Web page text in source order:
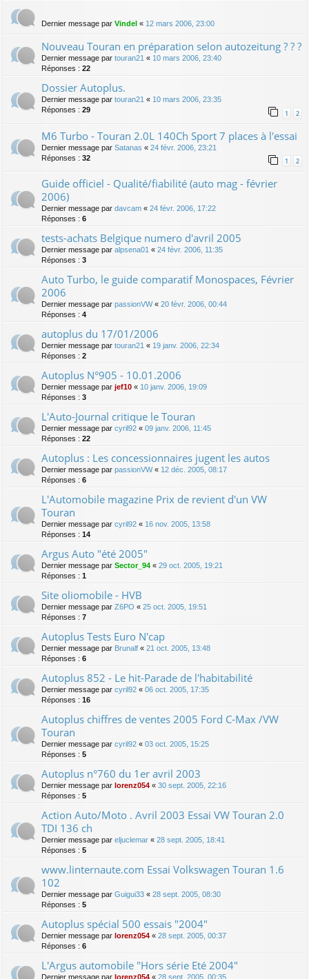
Dernier message par Vindel « 12 mars 2006, 23:00
Nouveau Touran en préparation selon autozeitung ? ? ?
Dernier message par touran21 « 10 mars 2006, 23:40
Réponses : 22
Dossier Autoplus.
Dernier message par touran21 « 10 mars 2006, 23:35
Réponses : 29 1 2
M6 Turbo - Touran 2.0L 140Ch Sport 7 places à l'essai
Dernier message par Satanas « 24 févr. 2006, 23:21
Réponses : 32 1 2
Guide officiel - Qualité/fiabilité (auto mag - février
2006)
Dernier message par davcam « 24 févr. 2006, 17:22
Réponses : 6
tests-achats Belgique numero d'avril 2005
Dernier message par alpsena01 « 24 févr. 2006, 11:35
Réponses : 3
Auto Turbo, le guide comparatif Monospaces, Février
2006
Dernier message par passionVW« 20 févr. 2006, 00:44
Réponses : 4
autoplus du 17/01/2006
Dernier message par touran21 « 19 janv. 2006, 22:34
Réponses : 2
Autoplus N°905 - 10.01.2006
Dernier message par jef10 « 10 janv. 2006, 19:09
Réponses : 3
L'Auto-Journal critique le Touran
Dernier message par cyril92 « 09 janv. 2006, 11:45
Réponses : 22
Autoplus : Les concessionnaires jugent les autos
Dernier message par passionVW« 12 déc. 2005, 08:17
Réponses : 6
L'Automobile magazine Prix de revient d'un VW
Touran
Dernier message par cyril92 « 16 nov. 2005, 13:58
Réponses : 14
Argus Auto "été 2005"
Dernier message par Sector_94 « 29 oct. 2005, 19:21
Réponses : 1
Site oliomobile - HVB
Dernier message par Z6PO « 25 oct. 2005, 19:51
Réponses : 7
Autoplus Tests Euro N'cap
Dernier message par Brunalf « 21 oct. 2005, 13:48
Réponses : 6
Autoplus 852 - Le hit-Parade de l'habitabilité
Dernier message par cyril92 « 06 oct. 2005, 17:35
Réponses : 16
Autoplus chiffres de ventes 2005 Ford C-Max /VW
Touran
Dernier message par cyril92 « 03 oct. 2005, 15:25
Réponses : 5
Autoplus n°760 du 1er avril 2003
Dernier message par lorenz054 « 30 sept. 2005, 22:16
Réponses : 5
Action Auto/Moto . Avril 2003 Essai VW Touran 2.0
TDI 136 ch
Dernier message par eljuclemar « 28 sept. 2005, 18:41
Réponses : 5
www.linternaute.com Essai Volkswagen Touran 1.6
102
Dernier message par Guigui33 « 28 sept. 2005, 08:30
Réponses : 5
Autoplus spécial 500 essais "2004"
Dernier message par lorenz054 « 28 sept. 2005, 00:37
Réponses : 6
L'Argus automobile "Hors série Eté 2004"
Dernier message par lorenz054 « 28 sept. 2005, 00:35